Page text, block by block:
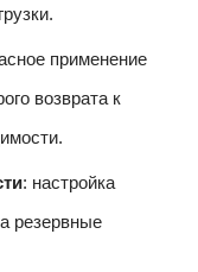
применение
возврата к
: настройка
резервные